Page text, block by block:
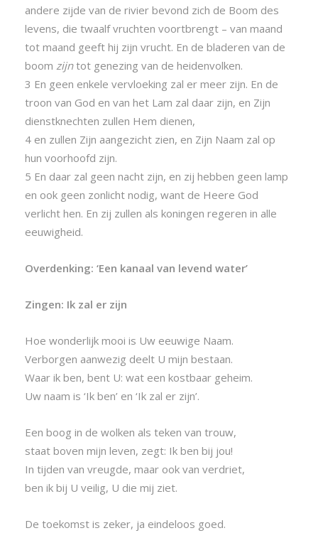
andere zijde van de rivier bevond zich de Boom des
levens, die twaalf vruchten voortbrengt – van maand
tot maand geeft hij zijn vrucht. En de bladeren van de
boom zijntot genezing van de heidenvolken.
3 En geen enkele vervloeking zal er meer zijn. En de
troon van God en van het Lam zal daar zijn, en Zijn
dienstknechten zullen Hem dienen,
4 en zullen Zijn aangezicht zien, en Zijn Naam zal op
hun voorhoofd zijn.
5 En daar zal geen nacht zijn, en zij hebben geen lamp
en ook geen zonlicht nodig, want de Heere God
verlicht hen. En zij zullen als koningen regeren in alle
eeuwigheid.
Overdenking: ‘Een kanaal van levend water’
Zingen: Ik zal er zijn
Hoe wonderlijk mooi is Uw eeuwige Naam.
Verborgen aanwezig deelt U mijn bestaan.
Waar ik ben, bent U: wat een kostbaar geheim.
Uw naam is ‘Ik ben’ en ‘Ik zal er zijn’.
Een boog in de wolken als teken van trouw,
staat boven mijn leven, zegt: Ik ben bij jou!
In tijden van vreugde, maar ook van verdriet,
ben ik bij U veilig, U die mij ziet.
De toekomst is zeker, ja eindeloos goed.